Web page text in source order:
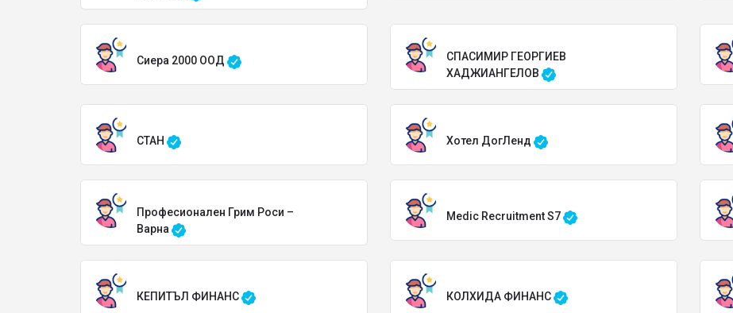
Сиера 2000 ООД
СПАСИМИР ГЕОРГИЕВ
ХАДЖИАНГЕЛОВ
СТАН Хотел ДогЛенд
Професионален Грим Роси –
Варна
Medic Recruitment S7
КЕПИТЪЛ ФИНАНС КОЛХИДА ФИНАНС